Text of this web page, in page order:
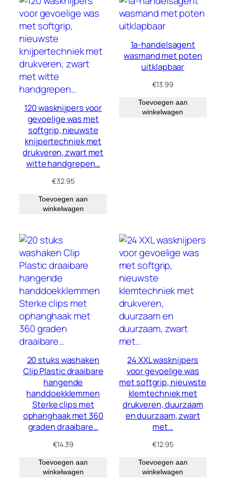
120 wasknijpers voor
gevoelige was met
softgrip, nieuwste
knijpertechniek met
drukveren, zwart met
witte handgrepen…
€32.95
Toevoegen aan
winkelwagen
1a-handelsagent
wasmand met poten
uitklapbaar
€13.99
Toevoegen aan
winkelwagen
20 stuks washaken
Clip Plastic draaibare
hangende
handdoekklemmen
Sterke clips met
ophanghaak met 360
graden draaibare…
€14.39
Toevoegen aan
winkelwagen
24 XXL wasknijpers
voor gevoelige was
met softgrip, nieuwste
klemtechniek met
drukveren, duurzaam
en duurzaam, zwart
met…
€12.95
Toevoegen aan
winkelwagen